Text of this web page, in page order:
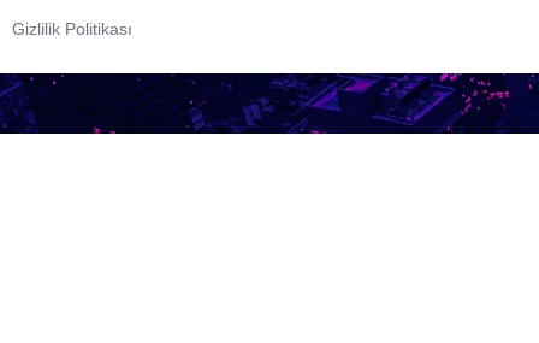
Gizlilik Politikası